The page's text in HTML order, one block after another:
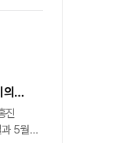
크린에
가
자
한
신의
장과
데,
운
인데요.
' 다시
진
과 5월